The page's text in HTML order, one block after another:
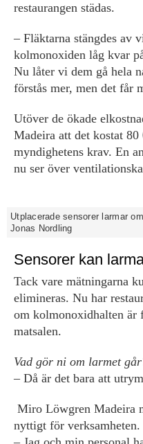
restaurangen städas.
– Fläktarna stängdes av
kolmonoxiden låg kvar
Nu låter vi dem gå hela
förstås mer, men det får
Utöver de ökade
Madeira att det kostat
myndighetens krav. En
nu ser över
Utplacerade sensorer larmar
Jonas Nordling
Sensorer kan
Tack vare mätningarna
elimineras. Nu har
om kolmonoxidhalten
matsalen.
Vad gör ni om larmet
– Då är det bara att
Miro Löwgren Madeira
nyttigt för verksamheten.